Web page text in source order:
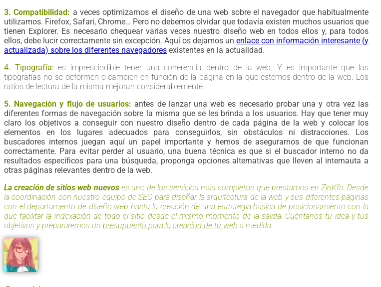
3. Compatibilidad: a veces optimizamos el diseño de una web sobre el navegador que habitualmente
utilizamos. Firefox, Safari, Chrome… Pero no debemos olvidar que todavía existen muchos usuarios que
tienen Explorer. Es necesario chequear varias veces nuestro diseño web en todos ellos y, para todos
ellos, debe lucir correctamente sin excepción. Aquí os dejamos un enlace con información interesante (y
actualizada) sobre los diferentes navegadores existentes en la actualidad.
4. Tipografía: es imprescindible tener una coherencia dentro de la web. Y es importante que las
tipografías no se deformen o cambien en función de la página en la que estemos dentro de la web. Los
ratios de lectura de la misma mejoran considerablemente.
5. Navegación y flujo de usuarios: antes de lanzar una web es necesario probar una y otra vez las
diferentes formas de navegación sobre la misma que se les brinda a los usuarios. Hay que tener muy
claro los objetivos a conseguir con nuestro diseño dentro de cada página de la web y colocar los
elementos en los lugares adecuados para conseguirlos, sin obstáculos ni distracciones. Los
buscadores internos juegan aquí un papel importante y hemos de asegurarnos de que funcionan
correctamente. Para evitar perder al usuario, una buena técnica es que si el buscador interno no da
resultados específicos para una búsqueda, proponga opciones alternativas que lleven al internauta a
otras páginas relevantes dentro de la web.
La creación de sitios web nuevos es uno de los servicios más completos que prestamos en ZinKfo. Desde
la coordinación con nuestro equipo de SEO para diseñar la arquitectura de la web y sus diferentes páginas
con el departamento de diseño web hasta la creación de una estrategia básica de posicionamiento con la
que facilitar la indexación de todo el sitio desde el mismo momento de la salida. Cuéntanos tu idea y tus
objetivos y prepararemos un presupuesto para la creación de tu web a medida.